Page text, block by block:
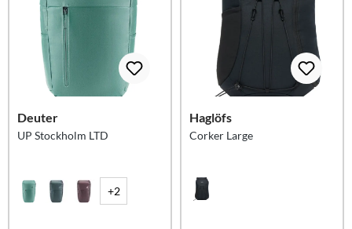
Deuter
UP Stockholm LTD
+2
Haglöfs
Corker Large